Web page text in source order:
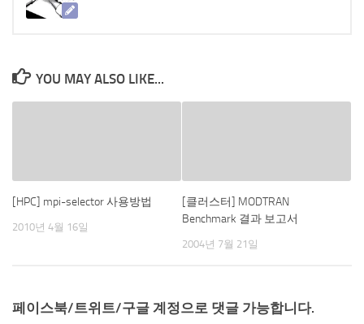
YOU MAY ALSO LIKE...
[HPC] mpi-selector 사용방법
2010년 4월 16일
[클러스터] MODTRAN
Benchmark 결과 보고서
2004년 7월 21일
페이스북/트위트/구글 계정으로 댓글 가능합니다.